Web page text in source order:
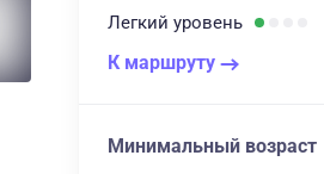
Легкий уровень
К маршруту
Минимальный возраст